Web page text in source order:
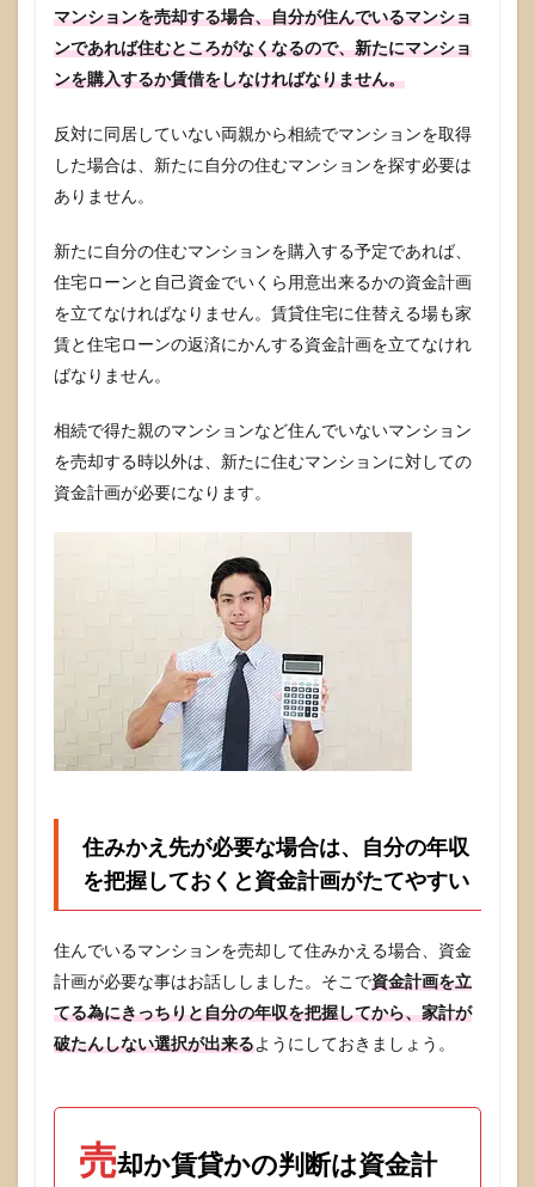
断は
資金
計画
で考
しょ
う。
2.1
んで
いな
いマ
ンシ
ョン
は考
え方
でOK
2.2
マイ
ムの
の判
断基
準
は！
め
マンションを売却する場合、自分が住んでいるマンショ
ンであれば住むところがなくなるので、新たにマンショ
ンを購入するか賃借をしなければなりません。
反対に同居していない両親から相続でマンションを取得
した場合は、新たに自分の住むマンションを探す必要は
ありません。
新たに自分の住むマンションを購入する予定であれば、
住宅ローンと自己資金でいくら用意出来るかの資金計画
を立てなければなりません。賃貸住宅に住替える場も家
賃と住宅ローンの返済にかんする資金計画を立てなけれ
ばなりません。
相続で得た親のマンションなど住んでいないマンション
を売却する時以外は、新たに住むマンションに対しての
資金計画が必要になります。
住みかえ先が必要な場合は、自分の年収
を把握しておくと資金計画がたてやすい
住んでいるマンションを売却して住みかえる場合、資金
計画が必要な事はお話ししました。そこで資金計画を立
てる為にきっちりと自分の年収を把握してから、家計が
破たんしない選択が出来るようにしておきましょう。
売却か賃貸かの判断は資金計